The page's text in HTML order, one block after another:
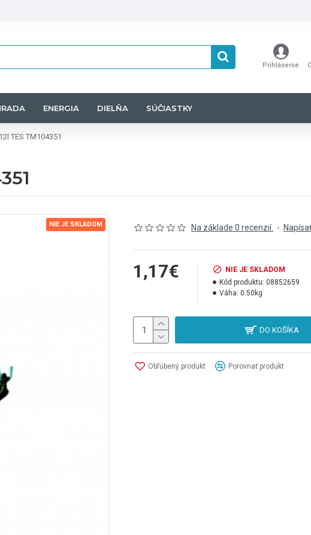
Prihlásenie
ENERGIA DIELŇA SÚČIASTKY
TES TM104351
NIE JE SKLADOM Na základe 0 recenzií. -
1,17€
NIE JE SKLADOM
Kód produktu: 08852659
Váha: 0.50kg
DO KOŠÍKA
Obľúbený produkt Porovnať produkt